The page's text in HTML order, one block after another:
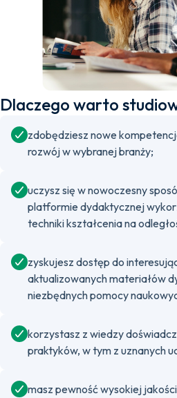
Dlaczego warto
zdobędziesz nowe
rozwój w wybranej branży;
uczysz się w nowoczesny
platformie dydaktycznej
techniki kształcenia na
zyskujesz dostęp do
aktualizowanych materiałów
niezbędnych pomocy
korzystasz z wiedzy
praktyków, w tym z uznanych
masz pewność wysokiej